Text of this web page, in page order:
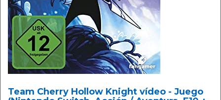
Team Cherry Hollow Knight vídeo - Juego